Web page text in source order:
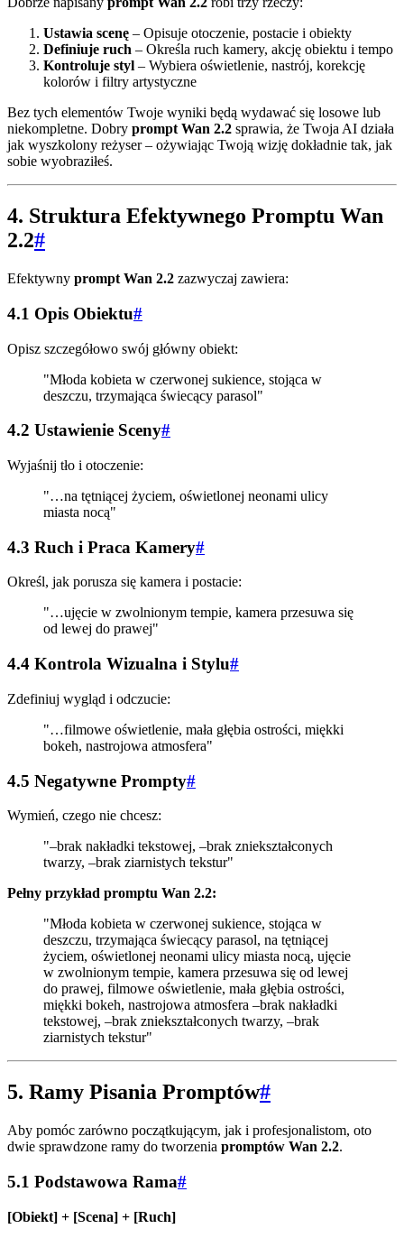
Ustawia scenę – Opisuje otoczenie, postacie i obiekty
Definiuje ruch – Określa ruch kamery, akcję obiektu i tempo
Kontroluje styl – Wybiera oświetlenie, nastrój, korekcję
kolorów i filtry artystyczne
Bez tych elementów Twoje wyniki będą wydawać się losowe lub
niekompletne. Dobry prompt Wan 2.2 sprawia, że Twoja AI działa
jak wyszkolony reżyser – ożywiając Twoją wizję dokładnie tak, jak
sobie wyobraziłeś.
4. Struktura Efektywnego Promptu Wan
2.2#
Efektywny prompt Wan 2.2 zazwyczaj zawiera:
4.1 Opis Obiektu#
Opisz szczegółowo swój główny obiekt:
"Młoda kobieta w czerwonej sukience, stojąca w
deszczu, trzymająca świecący parasol"
4.2 Ustawienie Sceny#
Wyjaśnij tło i otoczenie:
"…na tętniącej życiem, oświetlonej neonami ulicy
miasta nocą"
4.3 Ruch i Praca Kamery#
Określ, jak porusza się kamera i postacie:
"…ujęcie w zwolnionym tempie, kamera przesuwa się
od lewej do prawej"
4.4 Kontrola Wizualna i Stylu#
Zdefiniuj wygląd i odczucie:
"…filmowe oświetlenie, mała głębia ostrości, miękki
bokeh, nastrojowa atmosfera"
4.5 Negatywne Prompty#
Wymień, czego nie chcesz:
"–brak nakładki tekstowej, –brak zniekształconych
twarzy, –brak ziarnistych tekstur"
Pełny przykład promptu Wan 2.2:
"Młoda kobieta w czerwonej sukience, stojąca w
deszczu, trzymająca świecący parasol, na tętniącej
życiem, oświetlonej neonami ulicy miasta nocą, ujęcie
w zwolnionym tempie, kamera przesuwa się od lewej
do prawej, filmowe oświetlenie, mała głębia ostrości,
miękki bokeh, nastrojowa atmosfera –brak nakładki
tekstowej, –brak zniekształconych twarzy, –brak
ziarnistych tekstur"
5. Ramy Pisania Promptów#
Aby pomóc zarówno początkującym, jak i profesjonalistom, oto
dwie sprawdzone ramy do tworzenia promptów Wan 2.2.
5.1 Podstawowa Rama#
[Obiekt] + [Scena] + [Ruch]